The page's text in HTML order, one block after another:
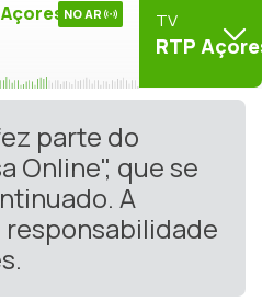
NO AR TV
RTP
parte do
Online", que se
A